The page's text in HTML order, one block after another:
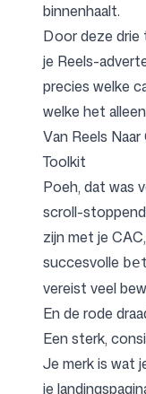
binnenhaalt.
Door deze drie
je Reels-
precies welke
welke het
Van Reels
Toolkit
Poeh, dat was
scroll-
zijn met je
succesvolle
vereist veel
En de rode
Een sterk,
Je merk is wat
je